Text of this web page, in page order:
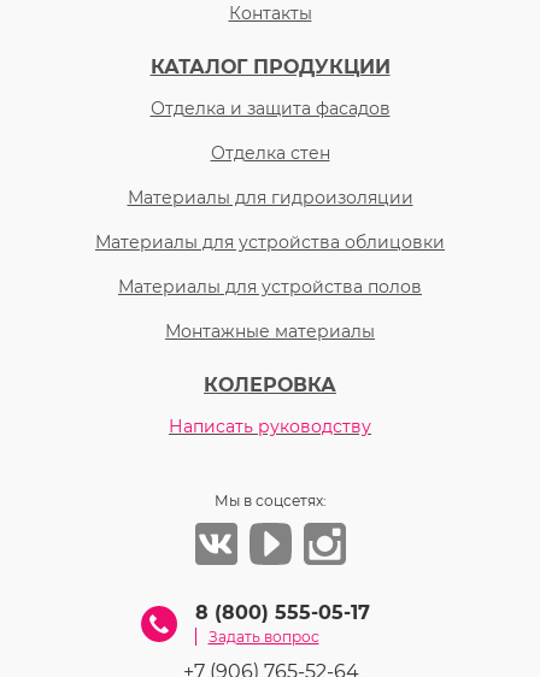
Контакты
КАТАЛОГ ПРОДУКЦИИ
Отделка и защита фасадов
Отделка стен
Материалы для гидроизоляции
Материалы для устройства облицовки
Материалы для устройства полов
Монтажные материалы
КОЛЕРОВКА
Написать руководству
Мы в соцсетях:
8 (800) 555-05-17
Задать вопрос
+7 (906) 765-52-64